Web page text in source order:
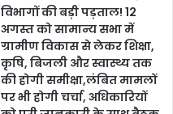
विभागों की बड़ी पड़ताल! 12
अगस्त को सामान्य सभा में
ग्रामीण विकास से लेकर शिक्षा,
कृषि, बिजली और स्वास्थ्य तक
की होगी समीक्षा,लंबित मामलों
पर भी होगी चर्चा, अधिकारियों